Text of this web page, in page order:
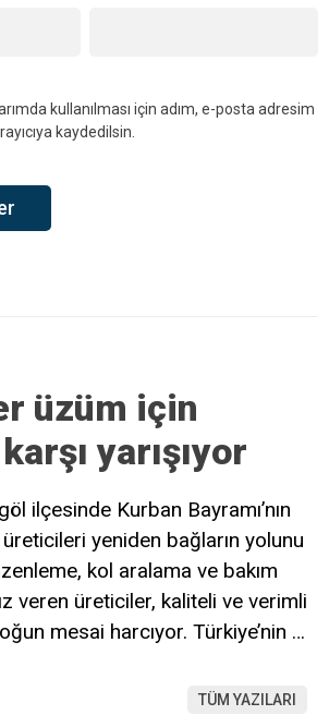
kullanılması için adım, e-posta adresim
kaydedilsin.
üzüm için
yarışıyor
ilçesinde Kurban Bayramı’nın
yeniden bağların yolunu
kol aralama ve bakım
veren üreticiler, kaliteli ve verimli
mesai harcıyor. Türkiye’nin …
TÜM YAZILARI